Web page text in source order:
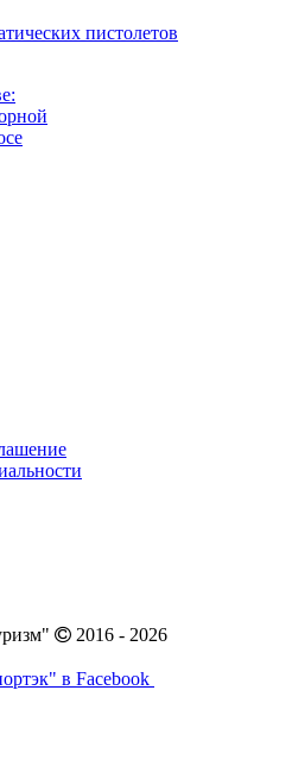
пистолетов
2016 - 2026